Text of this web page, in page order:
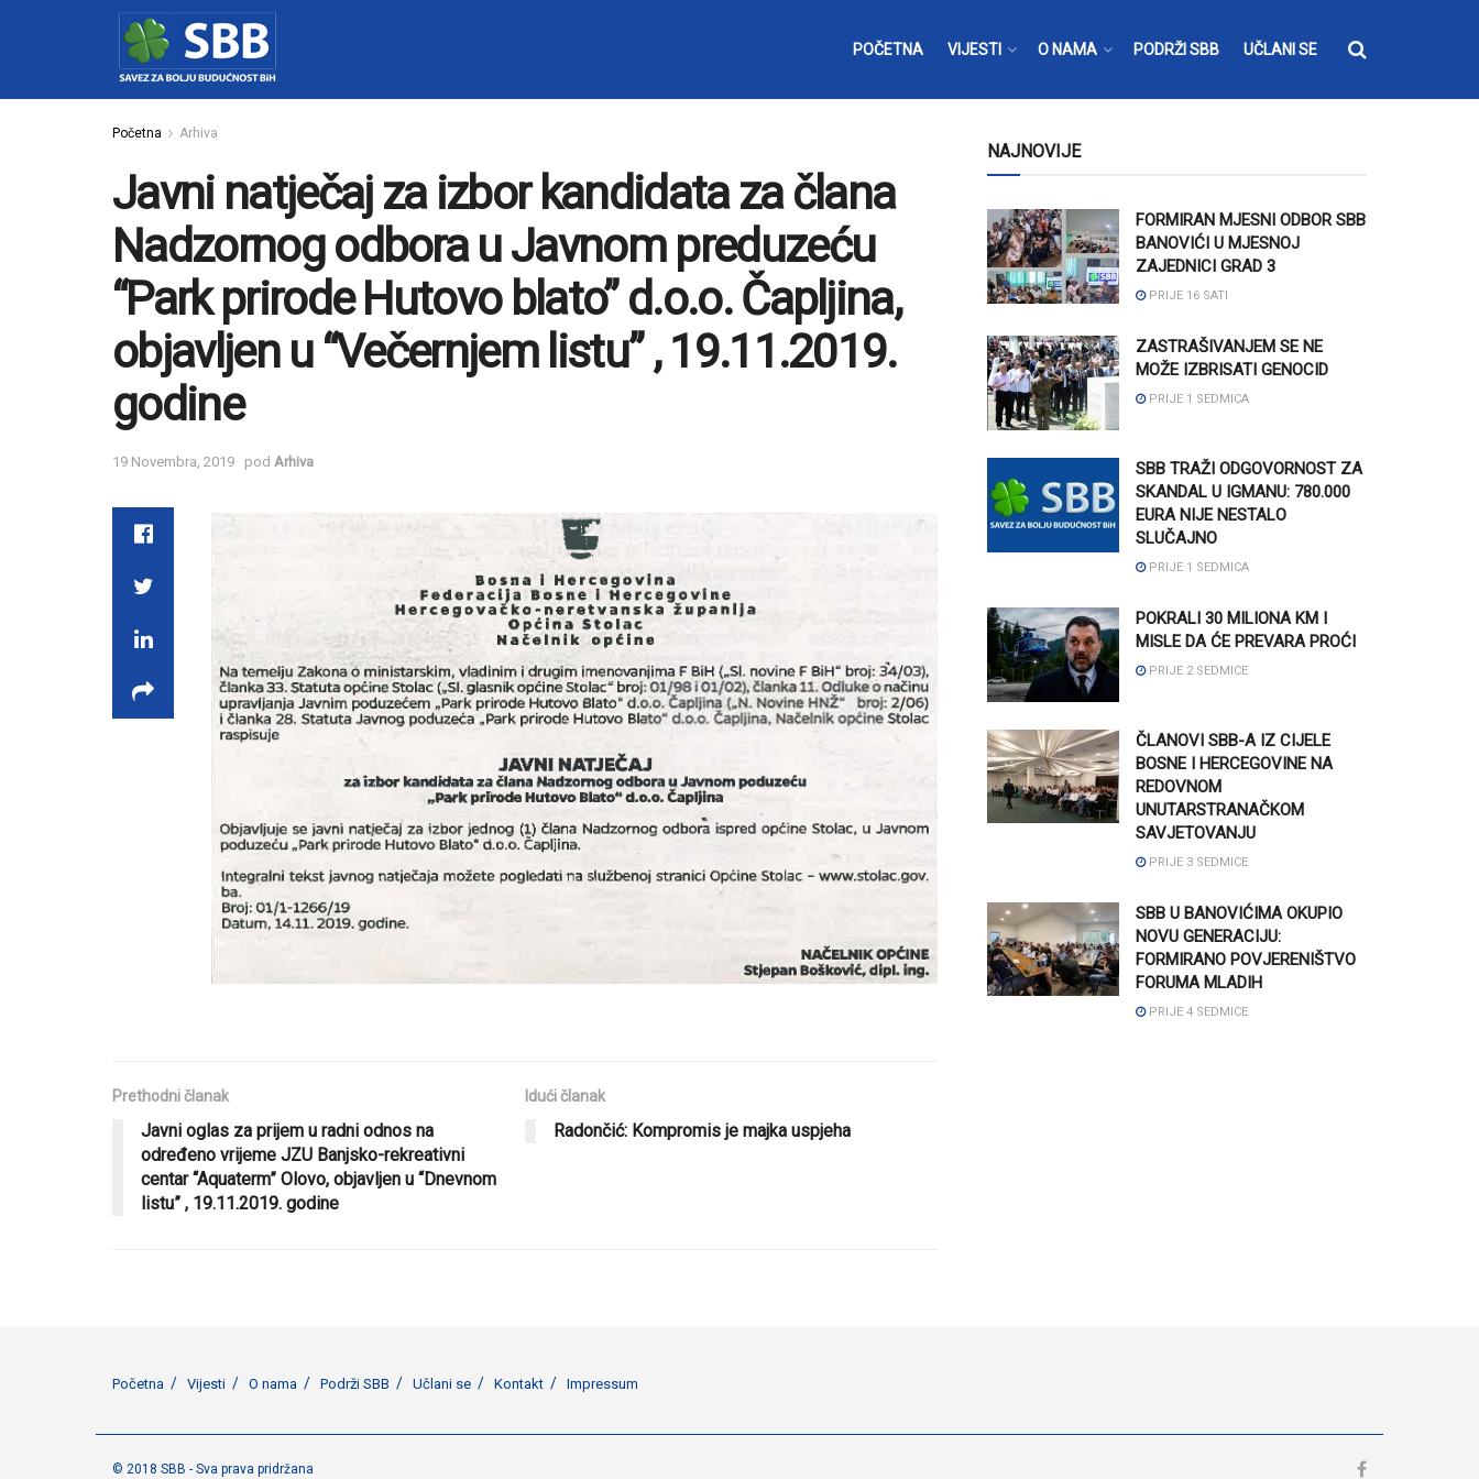
POČETNA VIJESTI O NAMA PODRŽI SBB UČLANI SE
Početna Arhiva
Javni natječaj za izbor kandidata za člana
Nadzornog odbora u Javnom preduzeću
“Park prirode Hutovo blato” d.o.o. Čapljina,
objavljen u “Večernjem listu” , 19.11.2019.
godine
19 Novembra, 2019 pod Arhiva
Prethodni članak
Javni oglas za prijem u radni odnos na
određeno vrijeme JZU Banjsko-rekreativni
centar “Aquaterm” Olovo, objavljen u “Dnevnom
listu” , 19.11.2019. godine
Idući članak
Radončić: Kompromis je majka uspjeha
NAJNOVIJE
FORMIRAN MJESNI ODBOR SBB
BANOVIĆI U MJESNOJ
ZAJEDNICI GRAD 3
PRIJE 16 SATI
ZASTRAŠIVANJEM SE NE
MOŽE IZBRISATI GENOCID
PRIJE 1 SEDMICA
SBB TRAŽI ODGOVORNOST ZA
SKANDAL U IGMANU: 780.000
EURA NIJE NESTALO
SLUČAJNO
PRIJE 1 SEDMICA
POKRALI 30 MILIONA KM I
MISLE DA ĆE PREVARA PROĆI
PRIJE 2 SEDMICE
ČLANOVI SBB-A IZ CIJELE
BOSNE I HERCEGOVINE NA
REDOVNOM
UNUTARSTRANAČKOM
SAVJETOVANJU
PRIJE 3 SEDMICE
SBB U BANOVIĆIMA OKUPIO
NOVU GENERACIJU:
FORMIRANO POVJERENIŠTVO
FORUMA MLADIH
PRIJE 4 SEDMICE
Početna Vijesti O nama Podrži SBB Učlani se Kontakt Impressum
© 2018 SBB - Sva prava pridržana